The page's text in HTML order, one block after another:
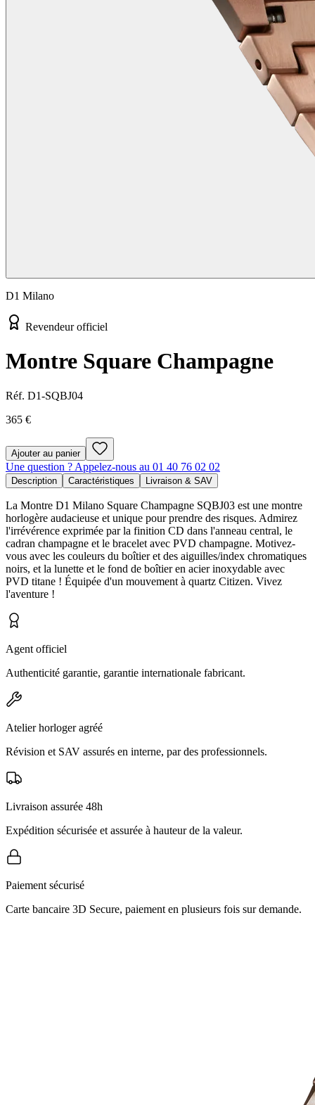
D1 Milano
Revendeur officiel
Montre Square Champagne
Réf. D1-SQBJ04
365 €
Ajouter au panier
Une question ? Appelez-nous au 01 40 76 02 02
Description Caractéristiques Livraison & SAV
La Montre D1 Milano Square Champagne SQBJ03 est une montre
horlogère audacieuse et unique pour prendre des risques. Admirez
l'irrévérence exprimée par la finition CD dans l'anneau central, le
cadran champagne et le bracelet avec PVD champagne. Motivez-
vous avec les couleurs du boîtier et des aiguilles/index chromatiques
noirs, et la lunette et le fond de boîtier en acier inoxydable avec
PVD titane ! Équipée d'un mouvement à quartz Citizen. Vivez
l'aventure !
Agent officiel
Authenticité garantie, garantie internationale fabricant.
Atelier horloger agréé
Révision et SAV assurés en interne, par des professionnels.
Livraison assurée 48h
Expédition sécurisée et assurée à hauteur de la valeur.
Paiement sécurisé
Carte bancaire 3D Secure, paiement en plusieurs fois sur demande.